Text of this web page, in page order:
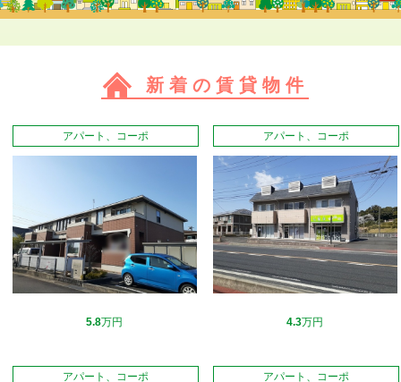
新着の賃貸物件
アパート、コーポ
5.8万円
アパート、コーポ
4.3万円
アパート、コーポ アパート、コーポ